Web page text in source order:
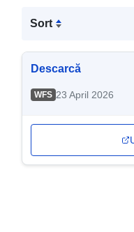
Sort
Descarcă
WFS 23 April 2026